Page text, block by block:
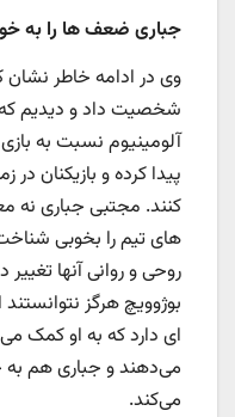
جباری ضعف ها را به
وی در ادامه خاطر نشان
شخصیت داد و دیدیم که
آلومینیوم نسبت به
پیدا کرده و بازیکنان
کنند. مجتبی جباری نه
های تیم را بخوبی شناخت.
روحی و روانی آنها
بوژوویچ هرگز
ای دارد که به او کمک
می‌دهند و جباری هم به
می‌کند.